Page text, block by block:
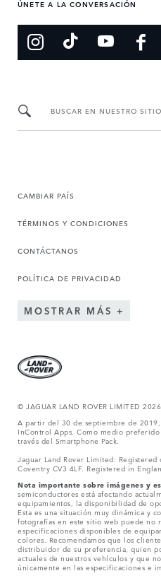
ÚNETE A LA CONVERSACIÓN
BUSCAR EN NUESTRO SITIO
CAMBIAR PAÍS
TÉRMINOS Y CONDICIONES
CONTÁCTANOS
POLÍTICA DE PRIVACIDAD
MOSTRAR MÁS
© JAGUAR LAND ROVER LIMITED 2026
A partir del 30 de septiembre de
InControl Apps. Como medio
través del Smartphone Pack.
Jaguar Land Rover Limited:
Coventry CV3 4LF. Registered in
Nota importante sobre imágenes y
semiconductores está afectando
equipamientos, la disponibilidad de
Esta es una situación muy dinámica y
fotografías en este sitio web puede no
especificaciones disponibles de
colores. Recomendamos que los
distribuidor de su preferencia, quien
actuales de nuestros vehículos y que
únicamente en las especificaciones e